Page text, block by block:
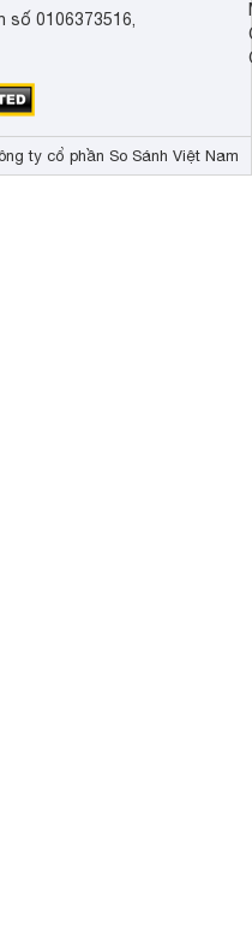
số 0106373516,
ty cổ phần So Sánh Việt Nam